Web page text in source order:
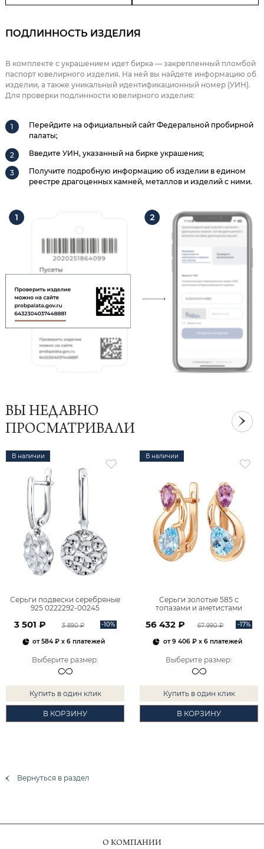
ПОДЛИННОСТЬ ИЗДЕЛИЯ
В комплекте с украшением идет бирка — закрепленный пломбой
паспорт ювелирного изделия. На ней вы найдете информацию об
изделии, а также уникальный идентификационный номер (УИН).
Для проверки подлинности ювелирного изделия:
Перейдите на официальный сайт Федеральной пробирной
палаты;
Введите УИН, указанный на бирке украшения;
Получите подробную информацию об изделии в едином
реестре драгоценных камней, металлов и изделий с ними.
ВЫ НЕДАВНО
ПРОСМАТРИВАЛИ
В наличии
Серьги подвески серебряные
925 0222292-00245
3 501 ₽ 3 890 ₽ -10%
от584 ₽ x 6 платежей
Выберите размер:
Купить в один клик
В КОРЗИНУ
В наличии
Серьги золотые 585 с
топазами и аметистами
56 432 ₽ 67 990 ₽ -17%
от9 406 ₽x 6 платежей
Выберите размер:
Купить в один клик
В КОРЗИНУ
Вернуться в раздел
О КОМПАНИИ